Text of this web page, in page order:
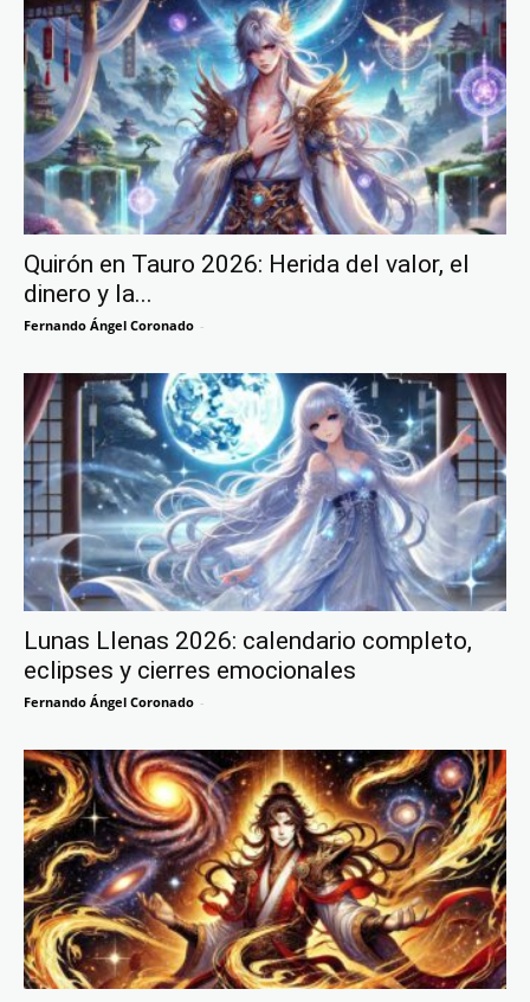
Quirón en Tauro 2026: Herida del valor, el
dinero y la...
Fernando Ángel Coronado -
Lunas Llenas 2026: calendario completo,
eclipses y cierres emocionales
Fernando Ángel Coronado -